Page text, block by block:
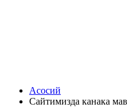
Асосий
Сайтимизда канака